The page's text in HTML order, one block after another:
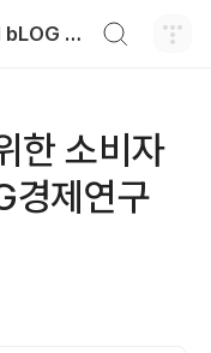
♨ mONSTER dESIGN bLOG - 몬스터디자인 블로그
한 소비자
경제연구